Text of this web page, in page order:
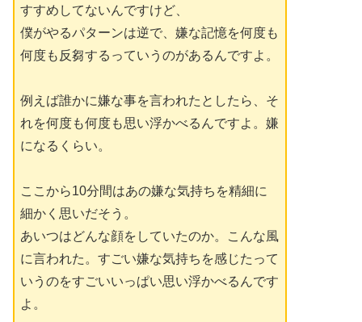
すすめしてないんですけど、
僕がやるパターンは逆で、嫌な記憶を何度も
何度も反芻するっていうのがあるんですよ。
例えば誰かに嫌な事を言われたとしたら、そ
れを何度も何度も思い浮かべるんですよ。嫌
になるくらい。
ここから10分間はあの嫌な気持ちを精細に
細かく思いだそう。
あいつはどんな顔をしていたのか。こんな風
に言われた。すごい嫌な気持ちを感じたって
いうのをすごいいっぱい思い浮かべるんです
よ。